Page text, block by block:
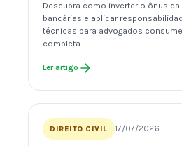
Descubra como inverter o ônus
bancárias e aplicar
técnicas para advogados
completa.
Ler artigo
DIREITO CIVIL 17/07/2026